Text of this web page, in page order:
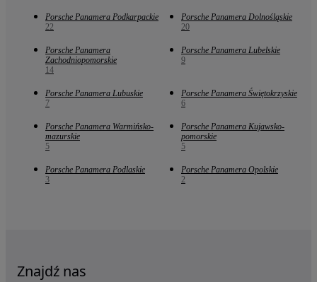
Porsche Panamera Podkarpackie
22
Porsche Panamera Dolnośląskie
20
Porsche Panamera
Zachodniopomorskie
14
Porsche Panamera Lubelskie
9
Porsche Panamera Lubuskie
7
Porsche Panamera Świętokrzyskie
6
Porsche Panamera Warmińsko-
mazurskie
5
Porsche Panamera Kujawsko-
pomorskie
5
Porsche Panamera Podlaskie
3
Porsche Panamera Opolskie
2
Znajdź nas